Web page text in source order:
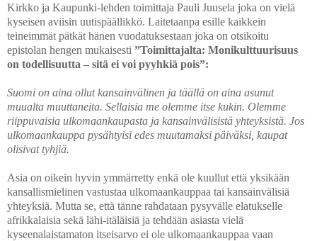
Kirkko ja Kaupunki-lehden toimittaja Pauli Juusela joka on vielä
kyseisen aviisin uutispäällikkö. Laitetaanpa esille kaikkein
teineimmät pätkät hänen vuodatuksestaan joka on otsikoitu
epistolan hengen mukaisesti ”Toimittajalta: Monikulttuurisuus
on todellisuutta – sitä ei voi pyyhkiä pois”:
Suomi on aina ollut kansainvälinen ja täällä on aina asunut
muualta muuttaneita. Sellaisia me olemme itse kukin. Olemme
riippuvaisia ulkomaankaupasta ja kansainvälisistä yhteyksistä. Jos
ulkomaankauppa pysähtyisi edes muutamaksi päiväksi, kaupat
olisivat tyhjiä.
Asia on oikein hyvin ymmärretty enkä ole kuullut että yksikään
kansallismielinen vastustaa ulkomaankauppaa tai kansainvälisiä
yhteyksiä. Mutta se, että tänne rahdataan pysyvälle elatukselle
afrikkalaisia sekä lähi-itäläisiä ja tehdään asiasta vielä
kyseenalaistamaton itseisarvo ei ole ulkomaankauppaa vaan